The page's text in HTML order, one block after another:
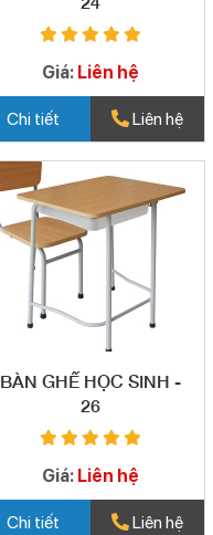
Giá: Liên hệ
Chi tiết Liên hệ
BÀN GHẾ HỌC SINH -
26
Giá: Liên hệ
Chi tiết Liên hệ